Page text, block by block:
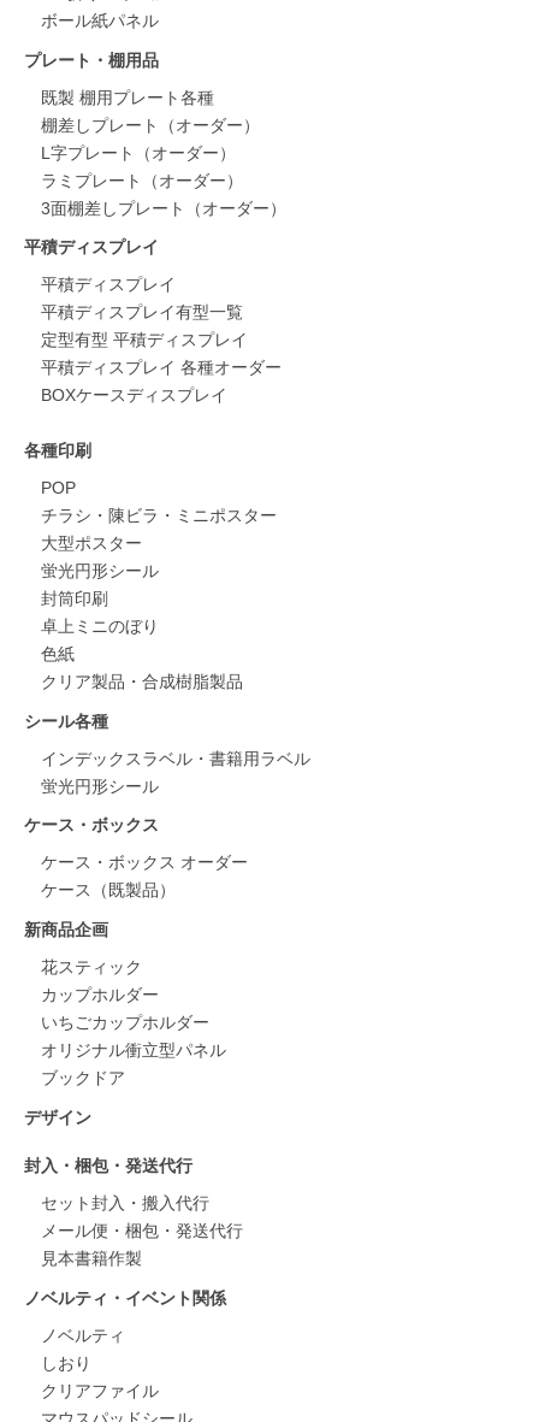
ボール紙パネル
プレート・棚用品
既製 棚用プレート各種
棚差しプレート（オーダー）
L字プレート（オーダー）
ラミプレート（オーダー）
3面棚差しプレート（オーダー）
平積ディスプレイ
平積ディスプレイ
平積ディスプレイ有型一覧
定型有型 平積ディスプレイ
平積ディスプレイ 各種オーダー
BOXケースディスプレイ
各種印刷
POP
チラシ・陳ビラ・ミニポスター
大型ポスター
蛍光円形シール
封筒印刷
卓上ミニのぼり
色紙
クリア製品・合成樹脂製品
シール各種
インデックスラベル・書籍用ラベル
蛍光円形シール
ケース・ボックス
ケース・ボックス オーダー
ケース（既製品）
新商品企画
花スティック
カップホルダー
いちごカップホルダー
オリジナル衝立型パネル
ブックドア
デザイン
封入・梱包・発送代行
セット封入・搬入代行
メール便・梱包・発送代行
見本書籍作製
ノベルティ・イベント関係
ノベルティ
しおり
クリアファイル